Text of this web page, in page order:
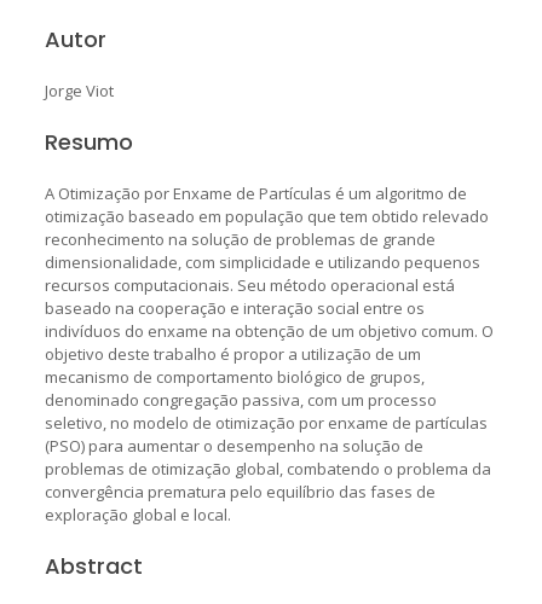
Autor
Jorge Viot
Resumo
A Otimização por Enxame de Partículas é um algoritmo de
otimização baseado em população que tem obtido relevado
reconhecimento na solução de problemas de grande
dimensionalidade, com simplicidade e utilizando pequenos
recursos computacionais. Seu método operacional está
baseado na cooperação e interação social entre os
indivíduos do enxame na obtenção de um objetivo comum. O
objetivo deste trabalho é propor a utilização de um
mecanismo de comportamento biológico de grupos,
denominado congregação passiva, com um processo
seletivo, no modelo de otimização por enxame de partículas
(PSO) para aumentar o desempenho na solução de
problemas de otimização global, combatendo o problema da
convergência prematura pelo equilíbrio das fases de
exploração global e local.
Abstract